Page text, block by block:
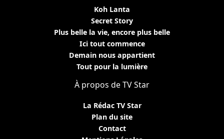
Koh Lanta
Secret Story
Plus belle la vie, encore plus belle
Ici tout commence
Demain nous appartient
Tout pour la lumière
À propos de TV Star
La Rédac TV Star
Plan du site
Contact